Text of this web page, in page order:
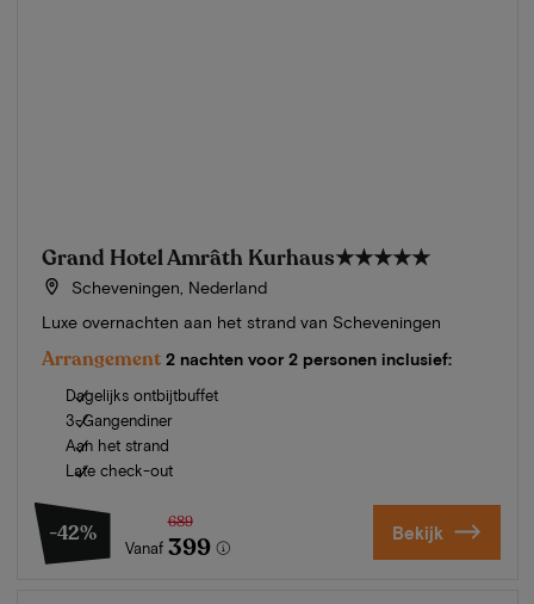
Grand Hotel Amrâth Kurhaus★★★★★
Scheveningen, Nederland
Luxe overnachten aan het strand van Scheveningen
Arrangement 2 nachten voor 2 personen inclusief:
Dagelijks ontbijtbuffet
3-Gangendiner
Aan het strand
Late check-out
-42%
Vanaf
689
399 Bekijk